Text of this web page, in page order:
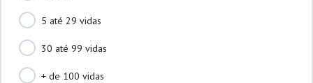
5 até 29 vidas
30 até 99 vidas
+ de 100 vidas